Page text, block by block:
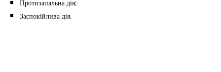
Протизапальна дія;
Заспокійлива дія.